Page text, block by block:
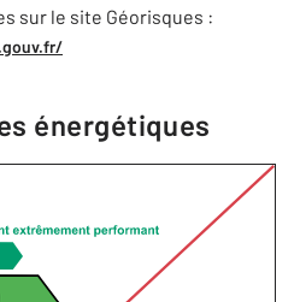
sur le site Géorisques :
énergétiques